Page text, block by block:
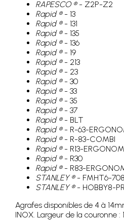
RAPESCO ®- Z2P-Z2
Rapid ®- 13
Rapid ®- 131
Rapid ®- 135
Rapid ®- 136
Rapid ®- 19
Rapid ®- 213
Rapid ®- 23
Rapid ®- 30
Rapid ®- 33
Rapid ®- 35
Rapid ®- 37
Rapid ®- BLT
Rapid ®- R-63-
Rapid ®- R-83-COMBI
Rapid ®- R13-
Rapid ®- R30
Rapid ®- R83-
STANLEY ®- FMHT6-
STANLEY ®- HOBBY8-
Agrafes disponibles de 4 à
INOX. Largeur de la couronne :